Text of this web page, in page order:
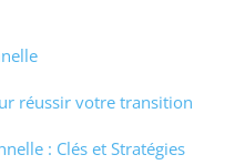
réussir votre transition
: Clés et Stratégies